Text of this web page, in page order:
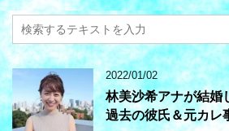
2022/01/02
林美沙希アナが結婚
過去の彼氏＆元カレ